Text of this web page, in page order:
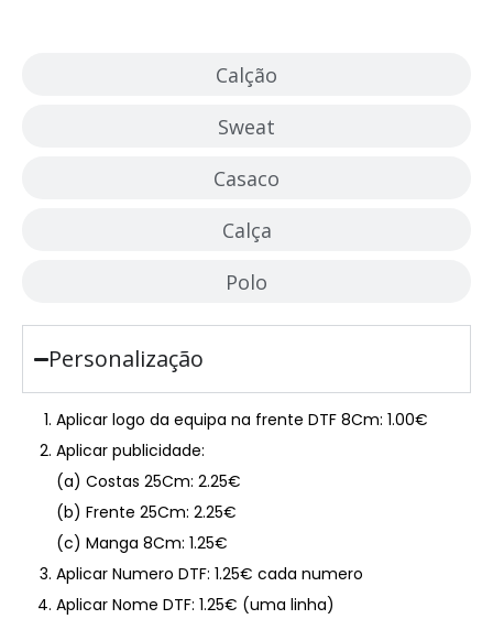
Calção
Sweat
Casaco
Calça
Polo
Personalização
Aplicar logo da equipa na frente DTF 8Cm: 1.00€
Aplicar publicidade:
(a) Costas 25Cm: 2.25€
(b) Frente 25Cm: 2.25€
(c) Manga 8Cm: 1.25€
Aplicar Numero DTF: 1.25€ cada numero
Aplicar Nome DTF: 1.25€ (uma linha)